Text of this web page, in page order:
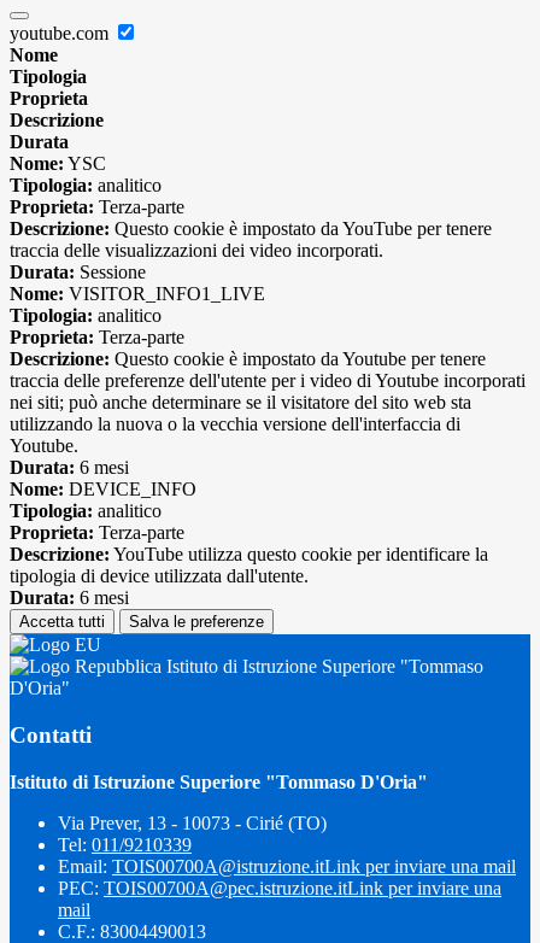
youtube.com
Nome
Tipologia
Proprieta
Descrizione
Durata
Nome: YSC
Tipologia: analitico
Proprieta: Terza-parte
Descrizione: Questo cookie è impostato da YouTube per tenere
traccia delle visualizzazioni dei video incorporati.
Durata: Sessione
Nome: VISITOR_INFO1_LIVE
Tipologia: analitico
Proprieta: Terza-parte
Descrizione: Questo cookie è impostato da Youtube per tenere
traccia delle preferenze dell'utente per i video di Youtube incorporati
nei siti; può anche determinare se il visitatore del sito web sta
utilizzando la nuova o la vecchia versione dell'interfaccia di
Youtube.
Durata: 6 mesi
Nome: DEVICE_INFO
Tipologia: analitico
Proprieta: Terza-parte
Descrizione: YouTube utilizza questo cookie per identificare la
tipologia di device utilizzata dall'utente.
Durata: 6 mesi
Accetta tutti Salva le preferenze
Istituto di Istruzione Superiore "Tommaso
D'Oria"
Contatti
Istituto di Istruzione Superiore "Tommaso D'Oria"
Via Prever, 13 - 10073 - Cirié (TO)
Tel: 011/9210339
Email: TOIS00700A@istruzione.itLink per inviare una mail
PEC: TOIS00700A@pec.istruzione.itLink per inviare una
mail
C.F.: 83004490013